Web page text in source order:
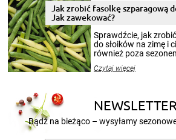
pełni poczuć
miesięcy.
patenty, które
przetworów.
Jak zrobić fasolkę szparagową
Jak zawekować?
Sprawdźcie, jak
do słoików na zimę i
również poza
nasze propozycje!
Czytaj więcej
NEWSLETTER
Bądź na bieżąco – wysyłamy